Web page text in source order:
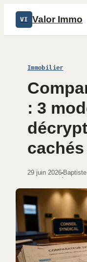
VI Valor Immo
Immobilier
: 3
29 juin 2026
·